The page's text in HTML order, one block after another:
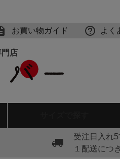
お買い物ガイド よく
受注日入れ5
１配送につ